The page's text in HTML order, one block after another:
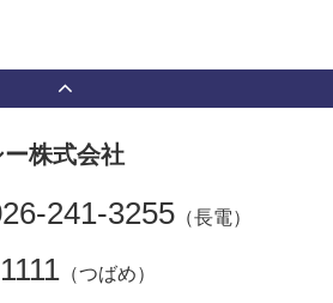
株式会社
241-3255 （長電）
（つばめ）